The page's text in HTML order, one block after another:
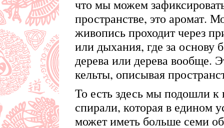
что мы можем
пространстве, это аромат.
живопись проходит через
или дыхания, где за основу
дерева или дерева вообще.
кельты, описывая
То есть здесь мы подошли
спирали, которая в едином
может иметь больше семи